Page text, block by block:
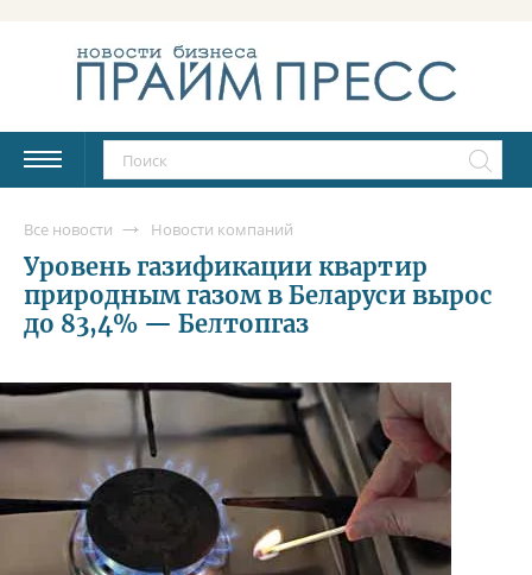
Все новости Новости компаний
Уровень газификации квартир
природным газом в Беларуси вырос
до 83,4% — Белтопгаз